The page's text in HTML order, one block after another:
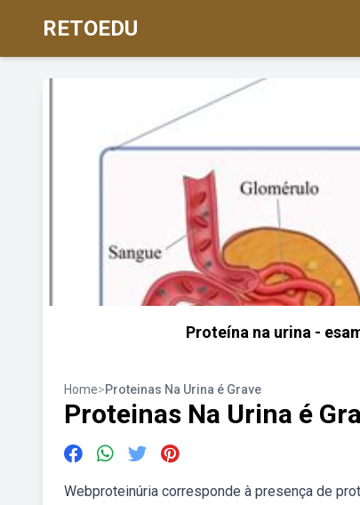
RETOEDU
Proteína na urina -
Home>Proteinas Na Urina é Grave
Proteinas Na Urina é
Webproteinúria corresponde à presença de